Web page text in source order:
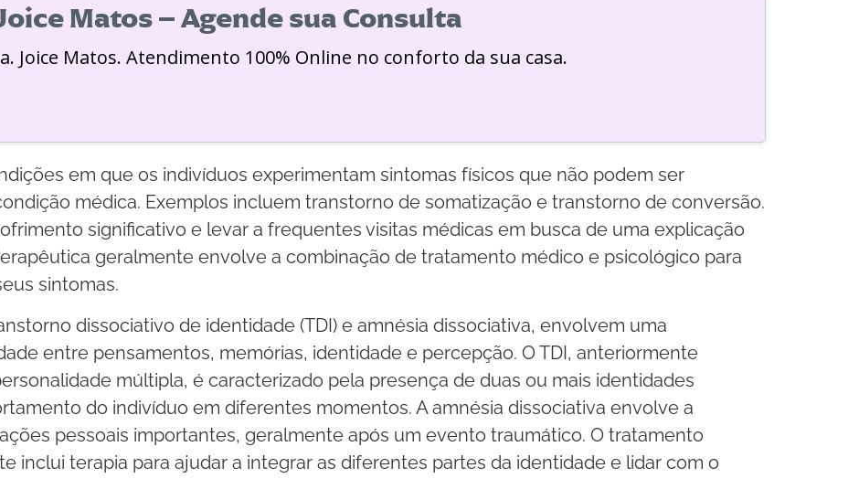
Matos – Agende sua Consulta
Joice Matos. Atendimento 100% Online no conforto da sua casa.
em que os indivíduos experimentam sintomas físicos que não podem ser
médica. Exemplos incluem transtorno de somatização e transtorno de conversão.
significativo e levar a frequentes visitas médicas em busca de uma explicação
geralmente envolve a combinação de tratamento médico e psicológico para
sintomas.
dissociativo de identidade (TDI) e amnésia dissociativa, envolvem uma
entre pensamentos, memórias, identidade e percepção. O TDI, anteriormente
múltipla, é caracterizado pela presença de duas ou mais identidades
do indivíduo em diferentes momentos. A amnésia dissociativa envolve a
pessoais importantes, geralmente após um evento traumático. O tratamento
inclui terapia para ajudar a integrar as diferentes partes da identidade e lidar com o